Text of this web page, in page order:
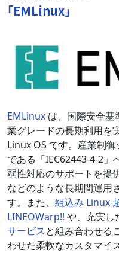
「EMLinux」
EMLinux は、国際安全基
業グレードの長期利用を
Linux OS です。産業制
である「IEC62443-4-2」
弱性対応のサポートを提
などのような長期間運用
す。また、 組込み Linux
LINEOWarp!! や、充実し
サービスと組み合わせる
わせた柔軟なカスタマイ